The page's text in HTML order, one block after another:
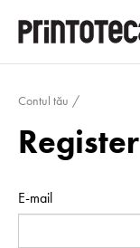
Contul tău
Register
E-mail